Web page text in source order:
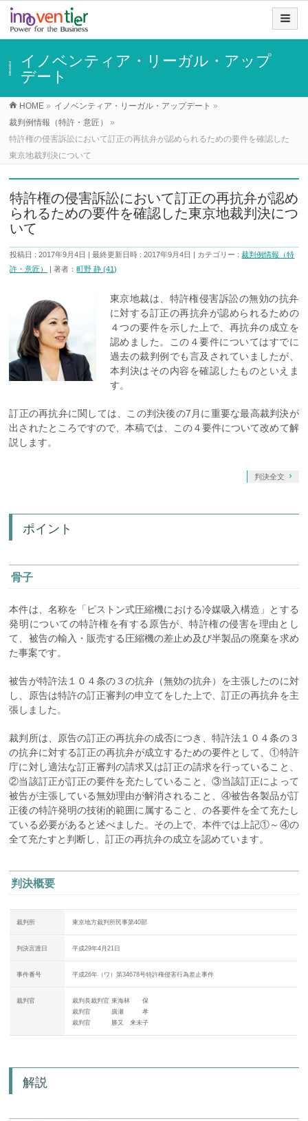
イノベンティア・リーガル・アップ
デート
HOME » イノベンティア・リーガル・アップデート »
裁判例情報（特許・意匠）
»
特許権の侵害訴訟において訂正の再抗弁が認められるための要件を確認した
東京地裁判決について
特許権の侵害訴訟において訂正の再抗弁が認め
られるための要件を確認した東京地裁判決につ
いて
投稿日 : 2017年9月4日 最終更新日時 : 2017年9月4日 カテゴリー :裁判例情報（特
許・意匠）
著者：町野 静 (41)
東京地裁は、特許権侵害訴訟の無効の抗弁
に対する訂正の再抗弁が認められるための
４つの要件を示した上で、再抗弁の成立を
認めました。この４要件についてはすでに
過去の裁判例でも言及されていましたが、
本判決はその内容を確認したものといえま
す。
訂正の再抗弁に関しては、この判決後の7月に重要な最高裁判決が
出されたところですので、本稿では、この４要件について改めて解
説します。
判決全文
ポイント
骨子
本件は、名称を「ピストン式圧縮機における冷媒吸入構造」とする
発明についての特許権を有する原告が、特許権の侵害を理由とし
て、被告の輸入・販売する圧縮機の差止め及び半製品の廃棄を求め
た事案です。
被告が特許法１０４条の３の抗弁（無効の抗弁）を主張したのに対
し、原告は特許の訂正審判の申立てをした上で、訂正の再抗弁を主
張しました。
裁判所は、原告の訂正の再抗弁の成否につき、特許法１０４条の３
の抗弁に対する訂正の再抗弁が成立するための要件として、①特許
庁に対し適法な訂正審判の請求又は訂正の請求を行っていること、
②当該訂正が訂正の要件を充たしていること、③当該訂正によって
被告が主張している無効理由が解消されること、④被告各製品が訂
正後の特許発明の技術的範囲に属すること、の各要件を全て充たし
ている必要があると述べました。その上で、本件では上記①～④の
全て充たすと判断し、訂正の再抗弁の成立を認めています。
判決概要
裁判所 東京地方裁判所民事第40部
判決言渡日 平成29年4月21日
事件番号 平成26年（ワ）第34678号特許権侵害行為差止事件
裁判官
裁判長裁判官 東海林 保
裁判官 廣瀬 孝
裁判官 勝又 来未子
解説